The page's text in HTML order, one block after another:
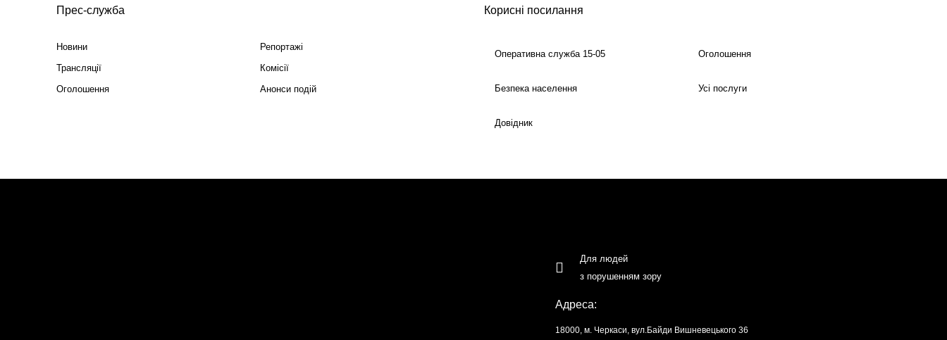
Прес-служба
Новини
Репортажі
Трансляції
Комісії
Оголошення
Анонси подій
Корисні посилання
Оперативна служба 15-05 Оголошення
Безпека населення Усі послуги
Довідник
Для людей
з порушенням зору
Адреса:
18000, м. Черкаси, вул.Байди Вишневецького 36